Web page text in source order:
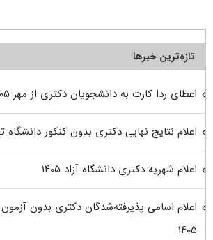
تازه‌ترین خبرها
اعطای ردا کارت به دانشجویان دکتری از مهر ۱۴۰۵
اعلام نتایج نهایی دکتری بدون کنکور دانشگاه
اعلام شهریه دکتری دانشگاه آزاد ۱۴۰۵
اعلام اسامی پذیرفته‌شدگان دکتری بدون
۱۴۰۵